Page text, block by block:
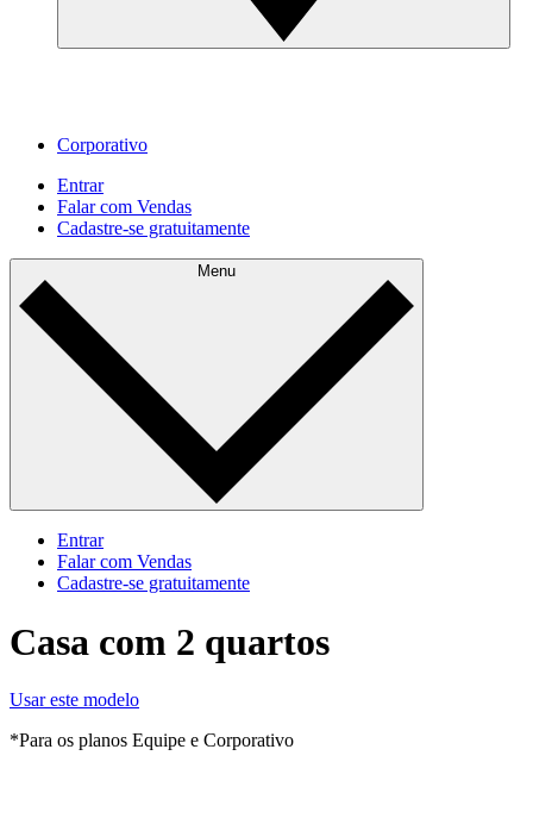
Corporativo
Entrar
Falar com Vendas
Cadastre‐se gratuitamente
Menu
Entrar
Falar com Vendas
Cadastre‐se gratuitamente
Casa com 2 quartos
Usar este modelo
*Para os planos Equipe e Corporativo